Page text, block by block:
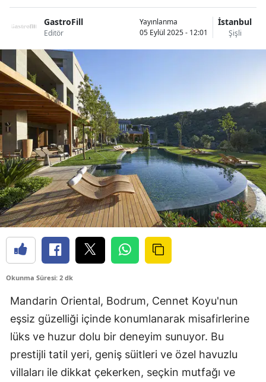
GastroFill
Editör
Yayınlanma
05 Eylül 2025 - 12:01
İstanbul
Şişli
Okunma Süresi: 2 dk
Mandarin Oriental, Bodrum, Cennet Koyu'nun
eşsiz güzelliği içinde konumlanarak misafirlerine
lüks ve huzur dolu bir deneyim sunuyor. Bu
prestijli tatil yeri, geniş süitleri ve özel havuzlu
villaları ile dikkat çekerken, seçkin mutfağı ve